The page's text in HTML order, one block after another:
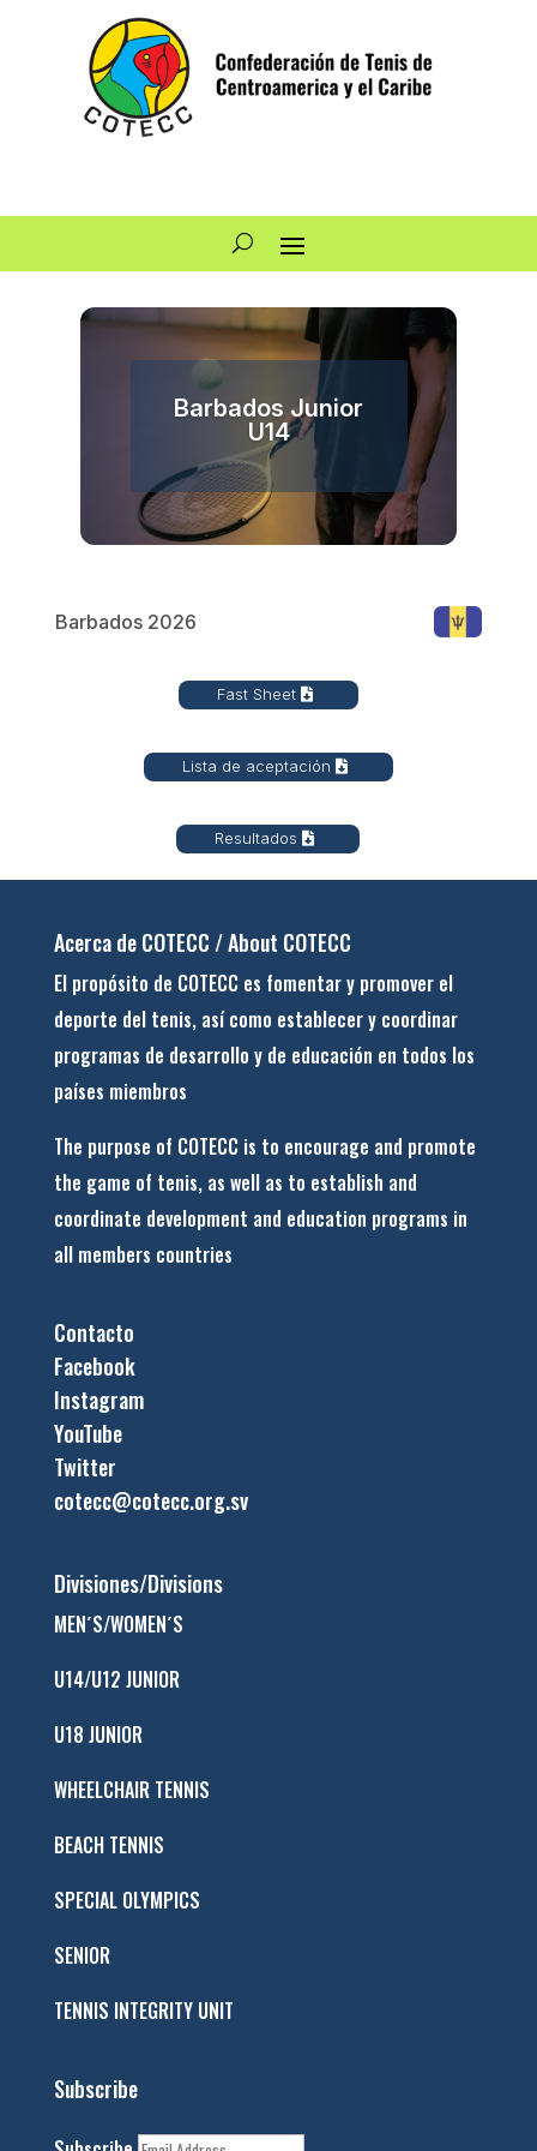
Barbados Junior
U14
Barbados 2026
Fast Sheet
Lista de aceptación
Resultados
Acerca de COTECC / About COTECC
El propósito de COTECC es fomentar y promover el
deporte del tenis, así como establecer y coordinar
programas de desarrollo y de educación en todos los
países miembros
The purpose of COTECC is to encourage and promote
the game of tenis, as well as to establish and
coordinate development and education programs in
all members countries
Contacto
Facebook
Instagram
YouTube
Twitter
cotecc@cotecc.org.sv
Divisiones/Divisions
MEN´S/WOMEN´S
U14/U12 JUNIOR
U18 JUNIOR
WHEELCHAIR TENNIS
BEACH TENNIS
SPECIAL OLYMPICS
SENIOR
TENNIS INTEGRITY UNIT
Subscribe